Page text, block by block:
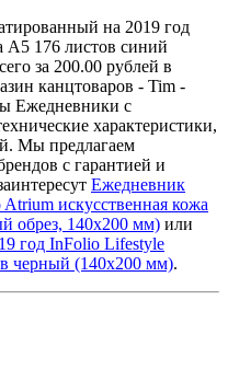
на 2019 год
А5 176 листов синий
за 200.00 рублей в
канцтоваров - Tim -
Ежедневники с
характеристики,
Мы предлагаем
с гарантией и
Ежедневник
искусственная кожа
обрез, 140x200 мм) или
год InFolio Lifestyle
черный (140х200 мм).